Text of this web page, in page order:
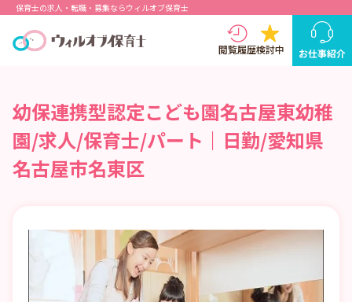
保育士の求人・転職・募集ならウィルオブ保育士
閲覧履歴検討中 お仕事紹介
幼保連携型認定こども園名古屋東幼稚
園/求人/保育士/パート｜日勤/愛知県
名古屋市名東区